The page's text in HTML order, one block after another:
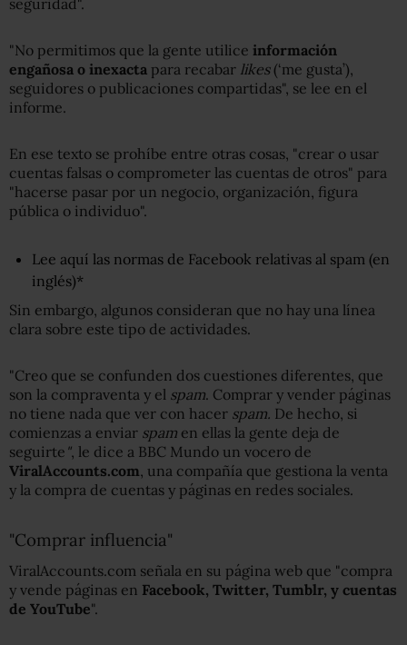
seguridad".
"No permitimos que la gente utilice información
engañosa o inexacta para recabar likes(‘me gusta’),
seguidores o publicaciones compartidas", se lee en el
informe.
En ese texto se prohíbe entre otras cosas, "crear o usar
cuentas falsas o comprometer las cuentas de otros" para
"hacerse pasar por un negocio, organización, figura
pública o individuo".
Lee aquí las normas de Facebook relativas al spam (en
inglés)*
Sin embargo, algunos consideran que no hay una línea
clara sobre este tipo de actividades.
"Creo que se confunden dos cuestiones diferentes, que
son la compraventa y el spam. Comprar y vender páginas
no tiene nada que ver con hacer spam. De hecho, si
comienzas a enviar spam en ellas la gente deja de
seguirte ", le dice a BBC Mundo un vocero de
ViralAccounts.com, una compañía que gestiona la venta
y la compra de cuentas y páginas en redes sociales.
"Comprar influencia"
ViralAccounts.com señala en su página web que "compra
y vende páginas en Facebook, Twitter, Tumblr, y cuentas
de YouTube".